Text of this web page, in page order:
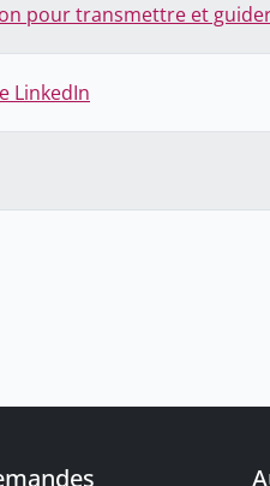
pour transmettre et
LinkedIn